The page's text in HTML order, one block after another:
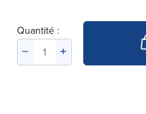
Quantité :